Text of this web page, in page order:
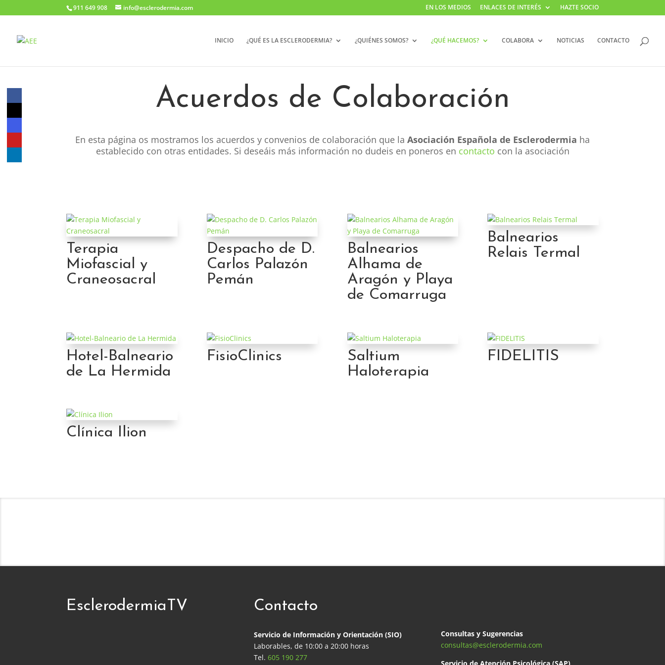
911 649 908 info@esclerodermia.com EN LOS MEDIOS ENLACES DE INTERÉS HAZTE SOCIO
INICIO ¿QUÉ ES LA ESCLERODERMIA? ¿QUIÉNES SOMOS? ¿QUÉ HACEMOS? COLABORA NOTICIAS CONTACTO
Acuerdos de Colaboración
En esta página os mostramos los acuerdos y convenios de colaboración que la Asociación Española de Esclerodermia ha
establecido con otras entidades. Si deseáis más información no dudeis en poneros en contacto con la asociación
Terapia
Miofascial y
Craneosacral
Despacho de D.
Carlos Palazón
Pemán
Balnearios
Alhama de
Aragón y Playa
de Comarruga
Balnearios
Relais Termal
Hotel-Balneario
de La Hermida
FisioClinics
Saltium
Haloterapia
FIDELITIS
Clínica Ilion
EsclerodermiaTV Contacto
Servicio de Información y Orientación (SIO)
Laborables, de 10:00 a 20:00 horas
Tel. 605 190 277
Consultas y Sugerencias
consultas@esclerodermia.com